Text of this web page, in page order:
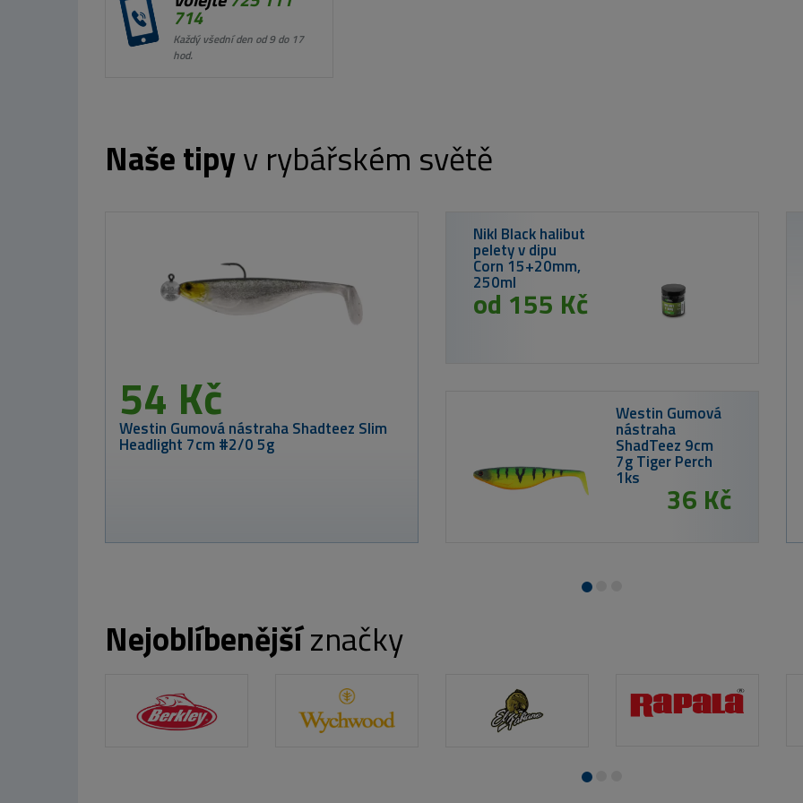
714
Každý všední den od 9 do 17
hod.
Naše tipyv rybářském světě
od 107 Kč
Mikado SPLÁVEK - PODVODNÍ NÁVAZEC -
INTRO CAT
Westin Gumová
nástraha
Shadteez Slim
Fireflake 10cm
#4/0 7g
72 Kč
Nikl Ready boilie
Corn
od 89 Kč
Nejoblíbenějšíznačky